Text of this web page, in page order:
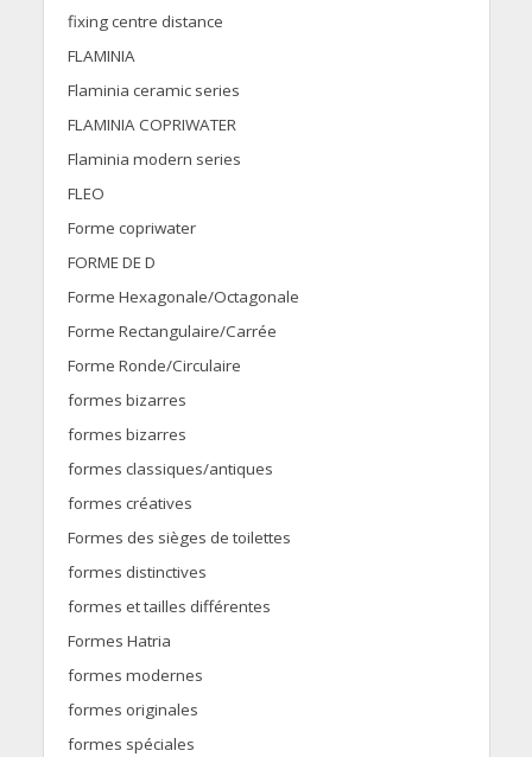
fixing centre distance
FLAMINIA
Flaminia ceramic series
FLAMINIA COPRIWATER
Flaminia modern series
FLEO
Forme copriwater
FORME DE D
Forme Hexagonale/Octagonale
Forme Rectangulaire/Carrée
Forme Ronde/Circulaire
formes bizarres
formes bizarres
formes classiques/antiques
formes créatives
Formes des sièges de toilettes
formes distinctives
formes et tailles différentes
Formes Hatria
formes modernes
formes originales
formes spéciales